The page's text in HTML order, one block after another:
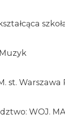
st.
WOJ.